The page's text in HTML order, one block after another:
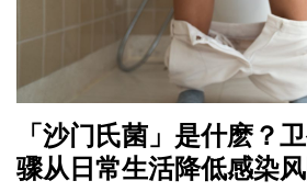
「沙门氏菌」是什麽？
骤从日常生活降低感染